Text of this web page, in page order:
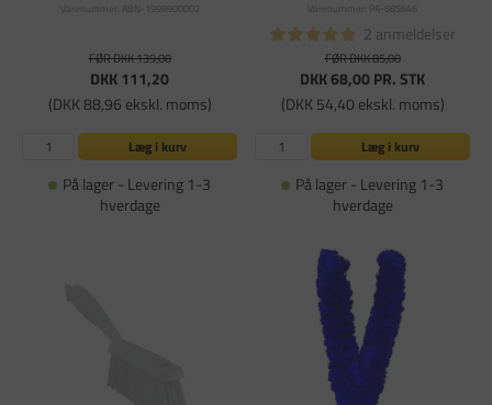
Varenummer: ABN-1999900002
FØR DKK 139,00
DKK 111,20
(DKK 88,96 ekskl. moms)
Læg i kurv
På lager - Levering 1-3
hverdage
Varenummer: PA-685646
2 anmeldelser
FØR DKK 85,00
DKK 68,00PR. STK
(DKK 54,40 ekskl. moms)
Læg i kurv
På lager - Levering 1-3
hverdage